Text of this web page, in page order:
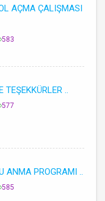
AÇMA ÇALIŞMASI
583
TEŞEKKÜRLER ..
577
ANMA PROGRAMI ..
585